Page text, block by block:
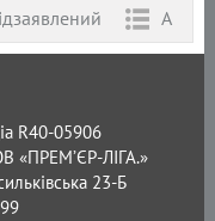
А
R40-05906
«ПРЕМ’ЄР-ЛІГА.»
23-Б